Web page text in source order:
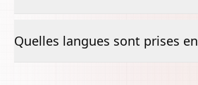
Quelles langues sont prises